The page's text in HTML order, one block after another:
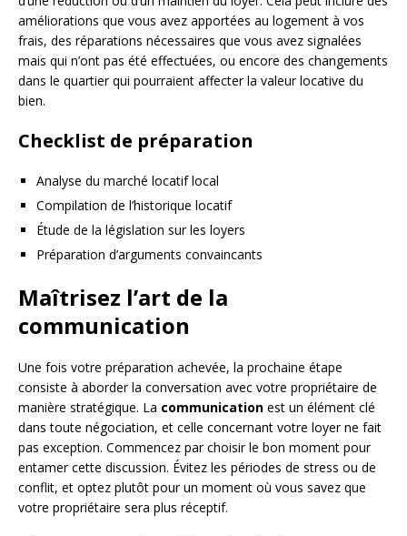
améliorations que vous avez apportées au logement à vos
frais, des réparations nécessaires que vous avez signalées
mais qui n’ont pas été effectuées, ou encore des changements
dans le quartier qui pourraient affecter la valeur locative du
bien.
Checklist de préparation
Analyse du marché locatif local
Compilation de l’historique locatif
Étude de la législation sur les loyers
Préparation d’arguments convaincants
Maîtrisez l’art de la
communication
Une fois votre préparation achevée, la prochaine étape
consiste à aborder la conversation avec votre propriétaire de
manière stratégique. La communication est un élément clé
dans toute négociation, et celle concernant votre loyer ne fait
pas exception. Commencez par choisir le bon moment pour
entamer cette discussion. Évitez les périodes de stress ou de
conflit, et optez plutôt pour un moment où vous savez que
votre propriétaire sera plus réceptif.